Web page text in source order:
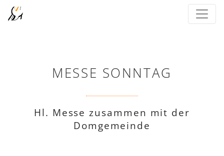
MESSE SONNTAG
Hl. Messe zusammen mit der
Domgemeinde